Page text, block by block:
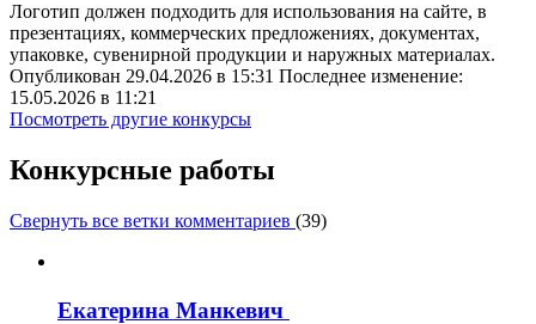
Логотип должен подходить для использования на сайте, в
презентациях, коммерческих предложениях, документах,
упаковке, сувенирной продукции и наружных материалах.
Опубликован 29.04.2026 в 15:31 Последнее изменение:
15.05.2026 в 11:21
Посмотреть другие конкурсы
Конкурсные работы
Свернуть все ветки комментариев (39)
Екатерина Манкевич